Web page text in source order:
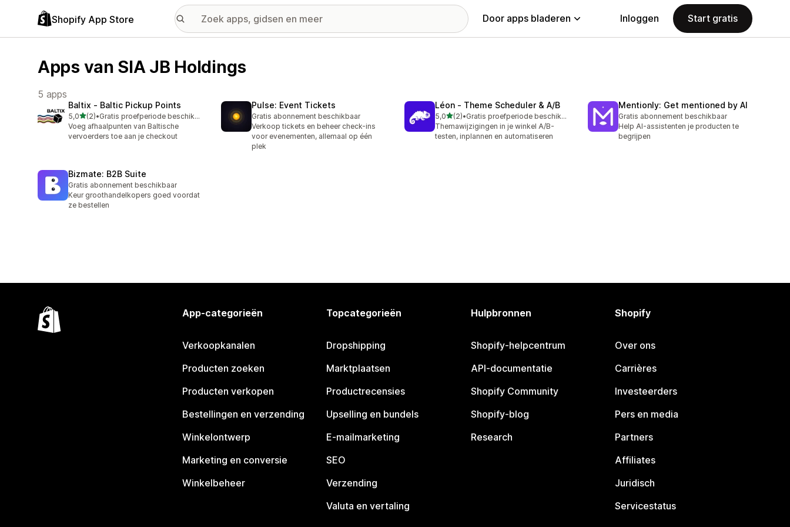
Shopify App Store Door apps bladeren Inloggen Start gratis
Apps van SIA JB Holdings
5 apps
Baltix ‑ Baltic Pickup Points
5,0van 5 sterren
(2)
2 recensies in totaal
•
Gratis proefperiode beschikbaar
Voeg afhaalpunten van Baltische
vervoerders toe aan je checkout
Pulse: Event Tickets
Gratis abonnement beschikbaar
Verkoop tickets en beheer check-ins
voor evenementen, allemaal op één
plek
Léon ‑ Theme Scheduler & A/B
5,0van 5 sterren
(2)
2 recensies in totaal
•
Gratis proefperiode beschikbaar
Themawijzigingen in je winkel A/B-
testen, inplannen en automatiseren
Mentionly: Get mentioned by AI
Gratis abonnement beschikbaar
Help AI-assistenten je producten te
begrijpen
Bizmate: B2B Suite
Gratis abonnement beschikbaar
Keur groothandelkopers goed voordat
ze bestellen
App-categorieën
Verkoopkanalen
Producten zoeken
Producten verkopen
Bestellingen en verzending
Winkelontwerp
Marketing en conversie
Winkelbeheer
Topcategorieën
Dropshipping
Marktplaatsen
Productrecensies
Upselling en bundels
E-mailmarketing
SEO
Verzending
Valuta en vertaling
Hulpbronnen
Shopify-helpcentrum
API-documentatie
Shopify Community
Shopify-blog
Research
Shopify
Over ons
Carrières
Investeerders
Pers en media
Partners
Affiliates
Juridisch
Servicestatus